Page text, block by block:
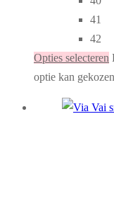
41
42
Opties selecteren
optie kan